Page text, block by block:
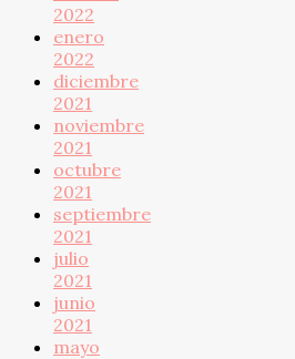
2022
enero
2022
diciembre
2021
noviembre
2021
octubre
2021
septiembre
2021
julio
2021
junio
2021
mayo